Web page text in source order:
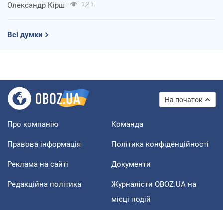
Олександр Кірш 1,2 т.
Всі думки
На початок
Про компанію Команда
Правова інформація Політика конфіденційності
Реклама на сайті Документи
Редакційна політика
Журналісти OBOZ.UA на
місці подій